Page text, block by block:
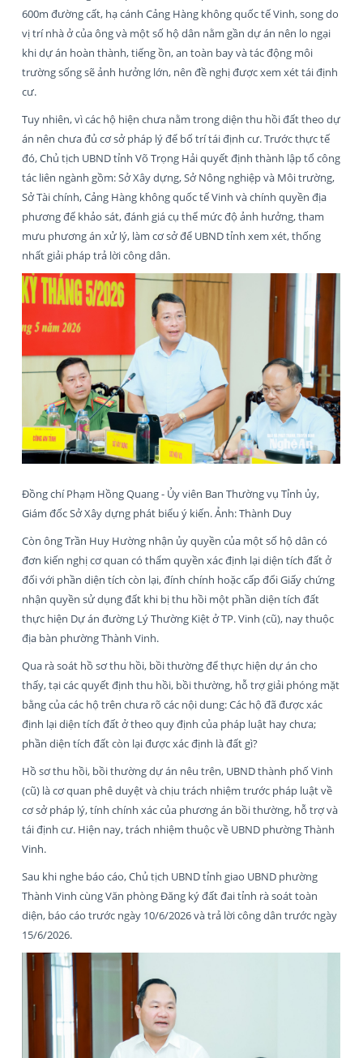
600m đường cất, hạ cánh Cảng Hàng không quốc tế Vinh, song do
vị trí nhà ở của ông và một số hộ dân nằm gần dự án nên lo ngại
khi dự án hoàn thành, tiếng ồn, an toàn bay và tác động môi
trường sống sẽ ảnh hưởng lớn, nên đề nghị được xem xét tái định
cư.
Tuy nhiên, vì các hộ hiện chưa nằm trong diện thu hồi đất theo dự
án nên chưa đủ cơ sở pháp lý để bố trí tái định cư. Trước thực tế
đó, Chủ tịch UBND tỉnh Võ Trọng Hải quyết định thành lập tổ công
tác liên ngành gồm: Sở Xây dựng, Sở Nông nghiệp và Môi trường,
Sở Tài chính, Cảng Hàng không quốc tế Vinh và chính quyền địa
phương để khảo sát, đánh giá cụ thể mức độ ảnh hưởng, tham
mưu phương án xử lý, làm cơ sở để UBND tỉnh xem xét, thống
nhất giải pháp trả lời công dân.
Đồng chí Phạm Hồng Quang - Ủy viên Ban Thường vụ Tỉnh ủy,
Giám đốc Sở Xây dựng phát biểu ý kiến. Ảnh: Thành Duy
Còn ông Trần Huy Hường nhận ủy quyền của một số hộ dân có
đơn kiến nghị cơ quan có thẩm quyền xác định lại diện tích đất ở
đối với phần diện tích còn lại, đính chính hoặc cấp đổi Giấy chứng
nhận quyền sử dụng đất khi bị thu hồi một phần diện tích đất
thực hiện Dự án đường Lý Thường Kiệt ở TP. Vinh (cũ), nay thuộc
địa bàn phường Thành Vinh.
Qua rà soát hồ sơ thu hồi, bồi thường để thực hiện dự án cho
thấy, tại các quyết định thu hồi, bồi thường, hỗ trợ giải phóng mặt
bằng của các hộ trên chưa rõ các nội dung: Các hộ đã được xác
định lại diện tích đất ở theo quy định của pháp luật hay chưa;
phần diện tích đất còn lại được xác định là đất gì?
Hồ sơ thu hồi, bồi thường dự án nêu trên, UBND thành phố Vinh
(cũ) là cơ quan phê duyệt và chịu trách nhiệm trước pháp luật về
cơ sở pháp lý, tính chính xác của phương án bồi thường, hỗ trợ và
tái định cư. Hiện nay, trách nhiệm thuộc về UBND phường Thành
Vinh.
Sau khi nghe báo cáo, Chủ tịch UBND tỉnh giao UBND phường
Thành Vinh cùng Văn phòng Đăng ký đất đai tỉnh rà soát toàn
diện, báo cáo trước ngày 10/6/2026 và trả lời công dân trước ngày
15/6/2026.